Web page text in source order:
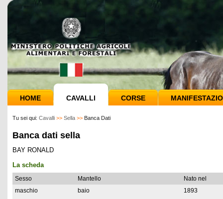
HOME CAVALLI CORSE
Tu sei qui: Cavalli >> Sella >> Banca Dati
Banca dati sella
BAY RONALD
La scheda
Sesso Mantello
Nato nel
maschio
baio 1893